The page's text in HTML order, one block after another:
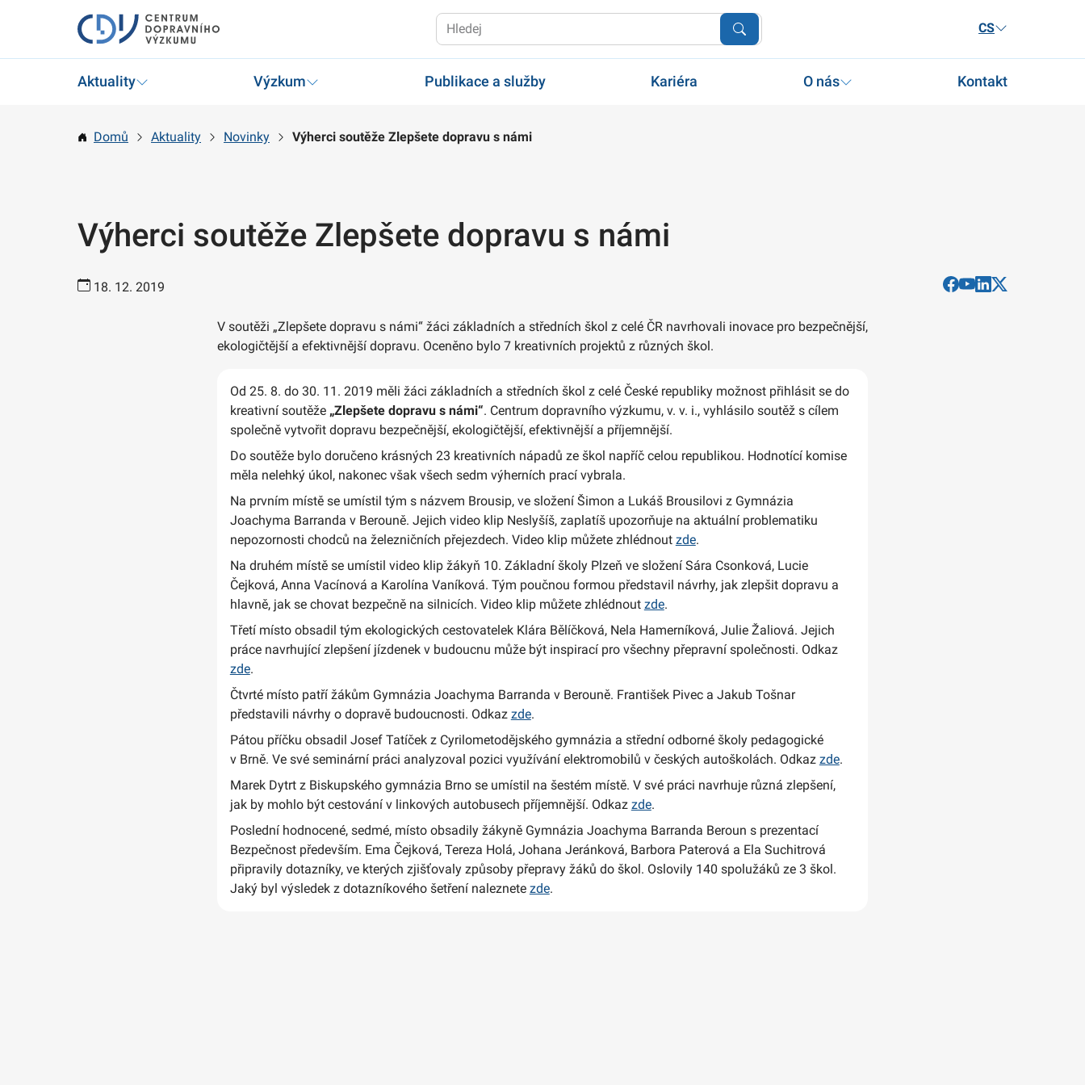
CS
Aktuality Výzkum Publikace a služby Kariéra O nás Kontakt
Domů Aktuality Novinky Výherci soutěže Zlepšete dopravu s námi
Výherci soutěže Zlepšete dopravu s námi
18. 12. 2019
V soutěži „Zlepšete dopravu s námi“ žáci základních a středních škol z celé ČR navrhovali inovace pro bezpečnější,
ekologičtější a efektivnější dopravu. Oceněno bylo 7 kreativních projektů z různých škol.
Od 25. 8. do 30. 11. 2019 měli žáci základních a středních škol z celé České republiky možnost přihlásit se do
kreativní soutěže „Zlepšete dopravu s námi“. Centrum dopravního výzkumu, v. v. i., vyhlásilo soutěž s cílem
společně vytvořit dopravu bezpečnější, ekologičtější, efektivnější a příjemnější.
Do soutěže bylo doručeno krásných 23 kreativních nápadů ze škol napříč celou republikou. Hodnotící komise
měla nelehký úkol, nakonec však všech sedm výherních prací vybrala.
Na prvním místě se umístil tým s názvem Brousip, ve složení Šimon a Lukáš Brousilovi z Gymnázia
Joachyma Barranda v Berouně. Jejich video klip Neslyšíš, zaplatíš upozorňuje na aktuální problematiku
nepozornosti chodců na železničních přejezdech. Video klip můžete zhlédnout zde.
Na druhém místě se umístil video klip žákyň 10. Základní školy Plzeň ve složení Sára Csonková, Lucie
Čejková, Anna Vacínová a Karolína Vaníková. Tým poučnou formou představil návrhy, jak zlepšit dopravu a
hlavně, jak se chovat bezpečně na silnicích. Video klip můžete zhlédnout zde.
Třetí místo obsadil tým ekologických cestovatelek Klára Bělíčková, Nela Hamerníková, Julie Žaliová. Jejich
práce navrhující zlepšení jízdenek v budoucnu může být inspirací pro všechny přepravní společnosti. Odkaz
zde.
Čtvrté místo patří žákům Gymnázia Joachyma Barranda v Berouně. František Pivec a Jakub Tošnar
představili návrhy o dopravě budoucnosti. Odkaz zde.
Pátou příčku obsadil Josef Tatíček z Cyrilometodějského gymnázia a střední odborné školy pedagogické
v Brně. Ve své seminární práci analyzoval pozici využívání elektromobilů v českých autoškolách. Odkaz zde.
Marek Dytrt z Biskupského gymnázia Brno se umístil na šestém místě. V své práci navrhuje různá zlepšení,
jak by mohlo být cestování v linkových autobusech příjemnější. Odkaz zde.
Poslední hodnocené, sedmé, místo obsadily žákyně Gymnázia Joachyma Barranda Beroun s prezentací
Bezpečnost především. Ema Čejková, Tereza Holá, Johana Jeránková, Barbora Paterová a Ela Suchitrová
připravily dotazníky, ve kterých zjišťovaly způsoby přepravy žáků do škol. Oslovily 140 spolužáků ze 3 škol.
Jaký byl výsledek z dotazníkového šetření naleznete zde.